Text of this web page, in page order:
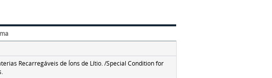
Recarregáveis de Íons de Lítio. /Special Condition for